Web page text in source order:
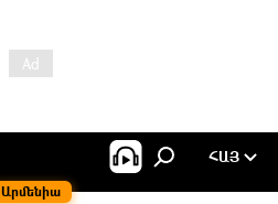
Արմենիա
ՀԱՅ